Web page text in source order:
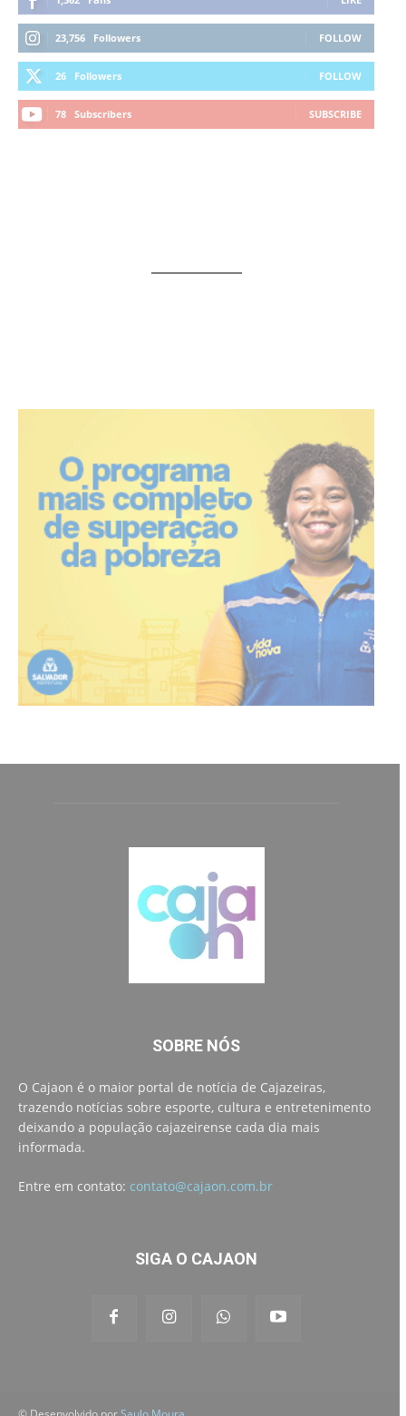
23,756 Followers FOLLOW
26 Followers FOLLOW
78 Subscribers SUBSCRIBE
SOBRE NÓS
O Cajaon é o maior portal de notícia de Cajazeiras,
trazendo notícias sobre esporte, cultura e entretenimento
deixando a população cajazeirense cada dia mais
informada.
Entre em contato: contato@cajaon.com.br
SIGA O CAJAON